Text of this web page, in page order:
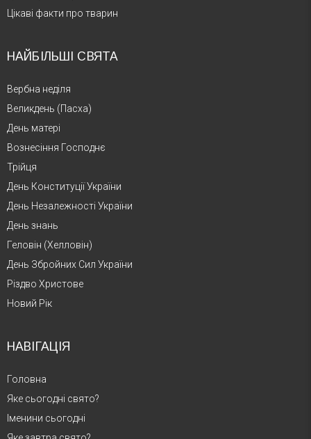
Цікаві факти про тварин
НАЙБІЛЬШІ СВЯТА
Вербна неділя
Великдень (Пасха)
День матері
Вознесіння Господнє
Трійця
День Конституції України
День Незалежності України
День знань
Геловін (Хелловін)
День Збройних Сил України
Різдво Христове
Новий Рік
НАВІГАЦІЯ
Головна
Яке сьогодні свято?
Іменини сьогодні